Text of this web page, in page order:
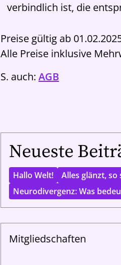
verbindlich ist, die
Preise gültig ab
Alle Preise inklusive
S. auch: AGB
Neueste
Hallo Welt! Alles glänzt,
Neurodivergenz: Was
Mitgliedschaften